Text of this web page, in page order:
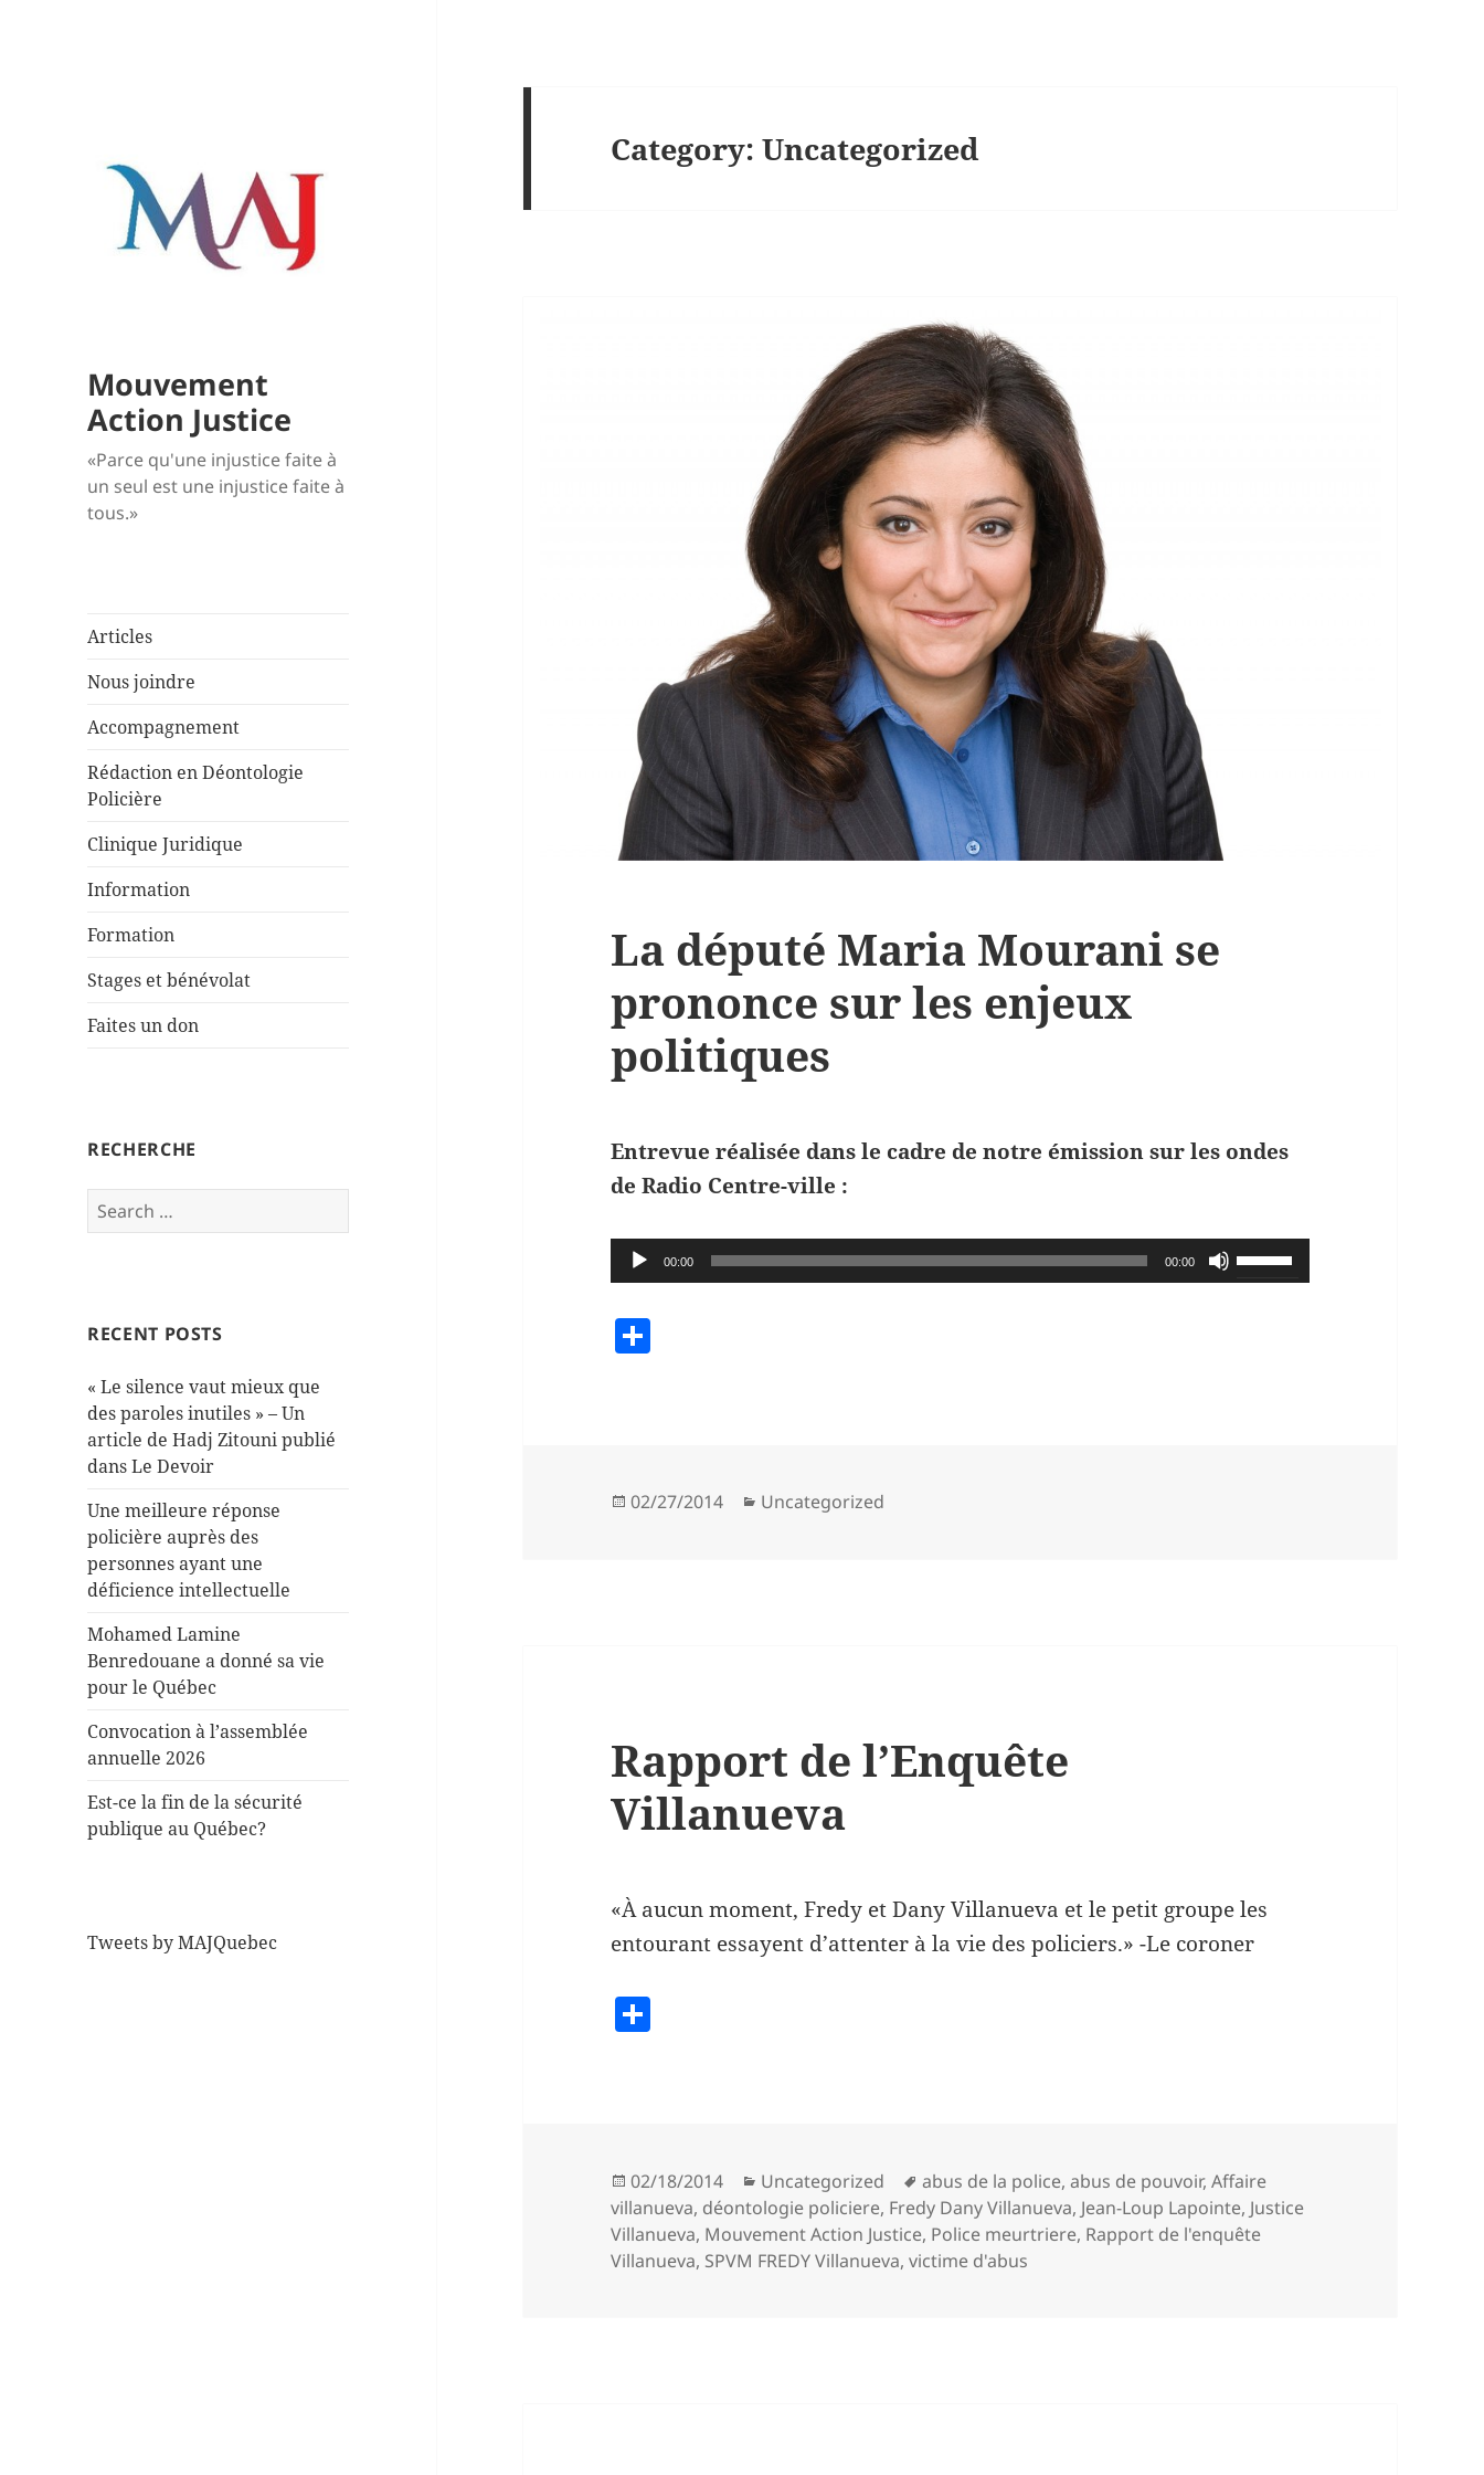
Mouvement
Action Justice
«Parce qu'une injustice faite à
un seul est une injustice faite à
tous.»
Articles
Nous joindre
Accompagnement
Rédaction en Déontologie
Policière
Clinique Juridique
Information
Formation
Stages et bénévolat
Faites un don
RECHERCHE
Search
for:
RECENT POSTS
« Le silence vaut mieux que
des paroles inutiles » – Un
article de Hadj Zitouni publié
dans Le Devoir
Une meilleure réponse
policière auprès des
personnes ayant une
déficience intellectuelle
Mohamed Lamine
Benredouane a donné sa vie
pour le Québec
Convocation à l’assemblée
annuelle 2026
Est-ce la fin de la sécurité
publique au Québec?
Tweets by MAJQuebec
Category:Uncategorized
La député Maria Mourani se
prononce sur les enjeux
politiques
Entrevue réalisée dans le cadre de notre émission sur les ondes
de Radio Centre-ville :
Audio
Player
00:00 00:00
Use
Up/Down
Posted
02/27/2014 Categories
Uncategorized
Rapport de l’Enquête
Villanueva
«À aucun moment, Fredy et Dany Villanueva et le petit groupe les
entourant essayent d’attenter à la vie des policiers.» -Le coroner
Posted
on
02/18/2014 Categories
Uncategorized Tags
abus de la police,abus de pouvoir,Affaire
villanueva, déontologie policiere, Fredy Dany Villanueva, Jean-Loup Lapointe, Justice
Villanueva, Mouvement Action Justice, Police meurtriere, Rapport de l'enquête
Villanueva, SPVM FREDY Villanueva,victime d'abus